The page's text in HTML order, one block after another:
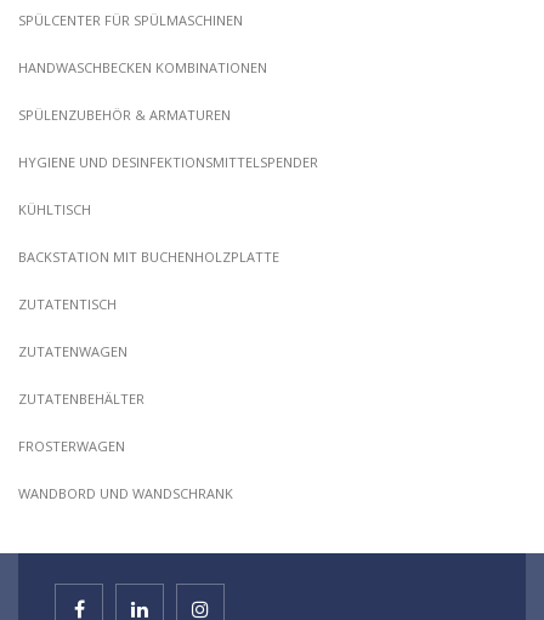
SPÜLCENTER FÜR SPÜLMASCHINEN
HANDWASCHBECKEN KOMBINATIONEN
SPÜLENZUBEHÖR & ARMATUREN
HYGIENE UND DESINFEKTIONSMITTELSPENDER
KÜHLTISCH
BACKSTATION MIT BUCHENHOLZPLATTE
ZUTATENTISCH
ZUTATENWAGEN
ZUTATENBEHÄLTER
FROSTERWAGEN
WANDBORD UND WANDSCHRANK